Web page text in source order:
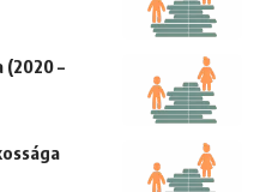
(2020 –